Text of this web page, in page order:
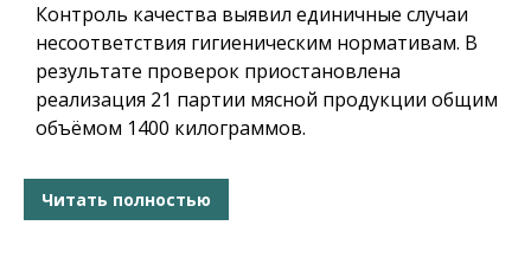
Контроль качества выявил единичные случаи
несоответствия гигиеническим нормативам. В
результате проверок приостановлена
реализация 21 партии мясной продукции общим
объёмом 1400 килограммов.
Читать полностью